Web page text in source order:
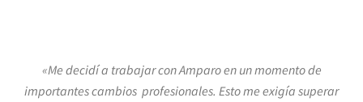
«Me decidí a trabajar con Amparo en un momento de
importantes cambios profesionales. Esto me exigía superar